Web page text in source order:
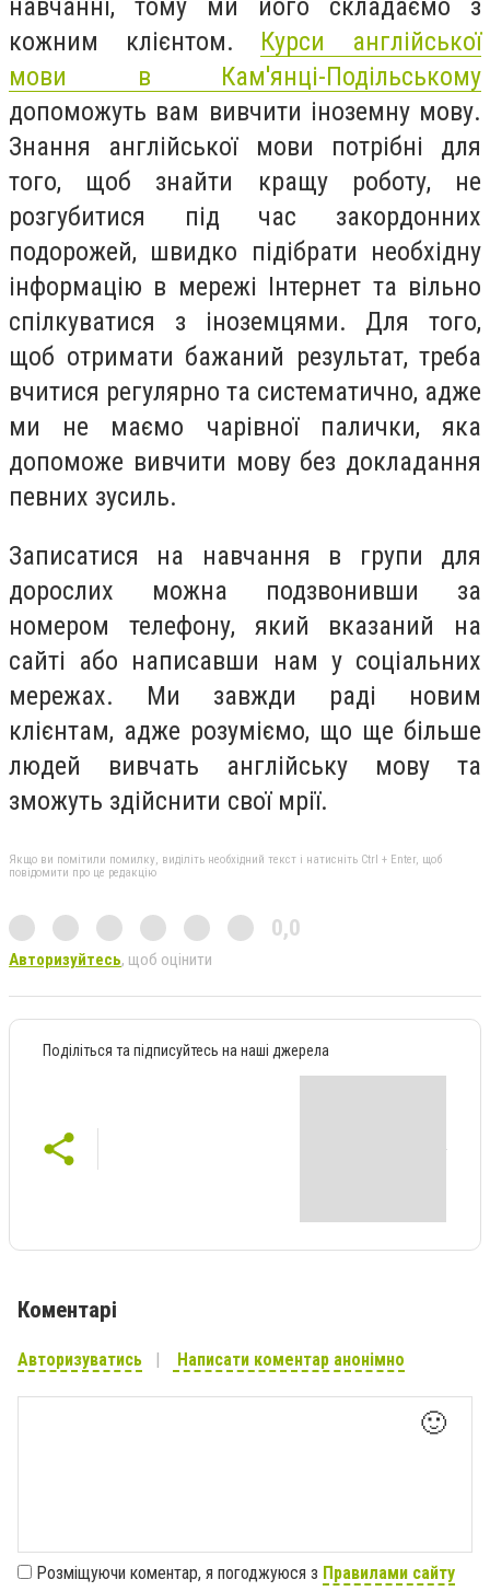
навчанні, тому ми його складаємо з
кожним клієнтом. Курси англійської
мови в Кам'янці-Подільському
допоможуть вам вивчити іноземну мову.
Знання англійської мови потрібні для
того, щоб знайти кращу роботу, не
розгубитися під час закордонних
подорожей, швидко підібрати необхідну
інформацію в мережі Інтернет та вільно
спілкуватися з іноземцями. Для того,
щоб отримати бажаний результат, треба
вчитися регулярно та систематично, адже
ми не маємо чарівної палички, яка
допоможе вивчити мову без докладання
певних зусиль.
Записатися на навчання в групи для
дорослих можна подзвонивши за
номером телефону, який вказаний на
сайті або написавши нам у соціальних
мережах. Ми завжди раді новим
клієнтам, адже розуміємо, що ще більше
людей вивчать англійську мову та
зможуть здійснити свої мрії.
Якщо ви помітили помилку, виділіть необхідний текст і натисніть Ctrl + Enter, щоб
повідомити про це редакцію
0,0
Авторизуйтесь, щоб оцінити
Поділіться та підписуйтесь на наші джерела
Коментарі
Авторизуватись Написати коментар анонімно
🙂
Розміщуючи коментар, я погоджуюся з Правилами сайту